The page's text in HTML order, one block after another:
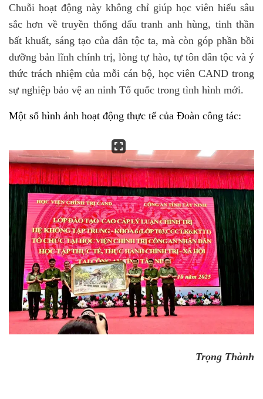
Chuỗi hoạt động này không chỉ giúp học viên hiểu sâu
sắc hơn về truyền thống đấu tranh anh hùng, tinh thần
bất khuất, sáng tạo của dân tộc ta, mà còn góp phần bồi
dưỡng bản lĩnh chính trị, lòng tự hào, tự tôn dân tộc và ý
thức trách nhiệm của mỗi cán bộ, học viên CAND trong
sự nghiệp bảo vệ an ninh Tổ quốc trong tình hình mới.
Một số hình ảnh hoạt động thực tế của Đoàn công tác: